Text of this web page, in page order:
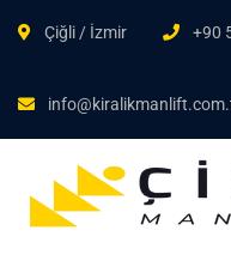
Çiğli / İzmir +90